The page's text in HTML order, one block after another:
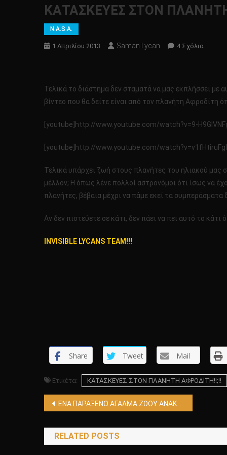
ΚΑΤΑΣΚΕΥΕΣ ΣΤΟΝ
N.A.S.A.
1 Απριλίου 2013 Saman Lycan 4 Σχόλια
Τελικά το διάστημα δεν σταματά να μας εκπλήσσει
βίντεο που θα δείτε είναι από τον πλανήτη Αφροδίτη
[youtube]http://www.youtube.com/watch?v=9-
[youtube]http://www.youtube.com/
Τελικά υπάρχει ζωή στους πλανήτες του ηλιακού μας
μέλλον; Η όπως λένε πολλοί αστρονόμοι ότι ίσως να
πλανήτες, βέβαια μέχρι να πάμε εκεί τα
Αν δεν πιστεύετε σε κάτι, δεν πάει να πει αυτό το κάτι
INVISIBLE LYCANS TEAM!!!
Share Tweet Mail
Ετικέτα: ΚΑΤΑΣΚΕΥΕΣ ΣΤΟΝ ΠΛΑΝΗΤΗ ΑΦΡΟΔΙΤΗ!!;!!
Πλοήγηση
άρθρων
ΕΝΑ ΠΑΡΑΞΕΝΟ ΑΓΑΛΜΑ ΖΩΟΥ ΑΝΑΚΑΛΥΦΤΗΚΕ ΣΤΗΝ ΚΙΝΑ !!!!
RELATED POSTS